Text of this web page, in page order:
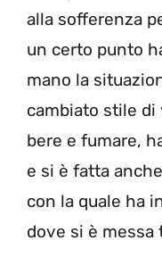
alla sofferenza
un certo punto
mano la
cambiato stile di
bere e fumare,
e si è fatta
con la quale ha
dove si è